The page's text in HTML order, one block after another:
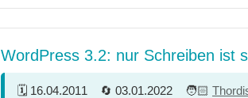
WordPress 3.2: nur Schreiben ist
16.04.2011 03.01.2022